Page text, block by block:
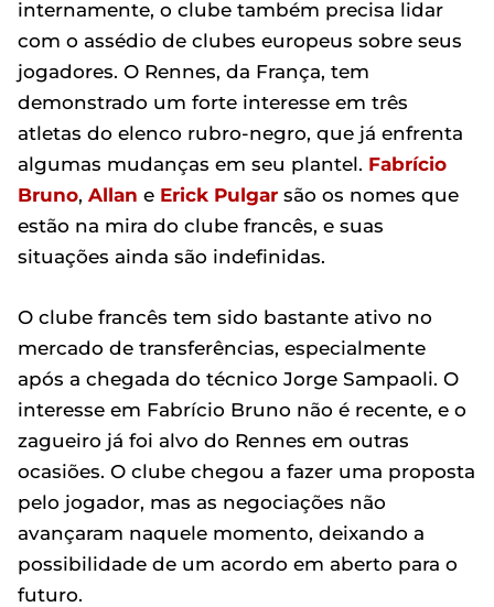
internamente, o clube também precisa lidar
com o assédio de clubes europeus sobre seus
jogadores. O Rennes, da França, tem
demonstrado um forte interesse em três
atletas do elenco rubro-negro, que já enfrenta
algumas mudanças em seu plantel. Fabrício
Bruno, Allan e Erick Pulgar são os nomes que
estão na mira do clube francês, e suas
situações ainda são indefinidas.
O clube francês tem sido bastante ativo no
mercado de transferências, especialmente
após a chegada do técnico Jorge Sampaoli. O
interesse em Fabrício Bruno não é recente, e o
zagueiro já foi alvo do Rennes em outras
ocasiões. O clube chegou a fazer uma proposta
pelo jogador, mas as negociações não
avançaram naquele momento, deixando a
possibilidade de um acordo em aberto para o
futuro.